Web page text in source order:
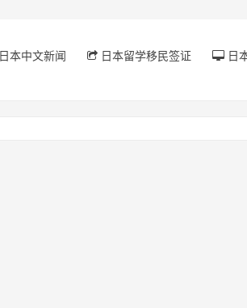
日本中文新闻 日本留学移民签证 日